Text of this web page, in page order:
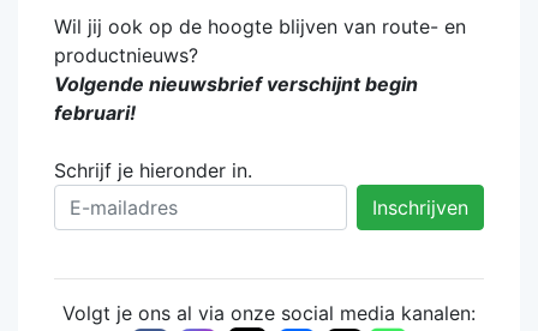
Wil jij ook op de hoogte blijven van route- en
productnieuws?
Volgende nieuwsbrief verschijnt begin
februari!
Schrijf je hieronder in.
Volgt je ons al via onze social media kanalen: